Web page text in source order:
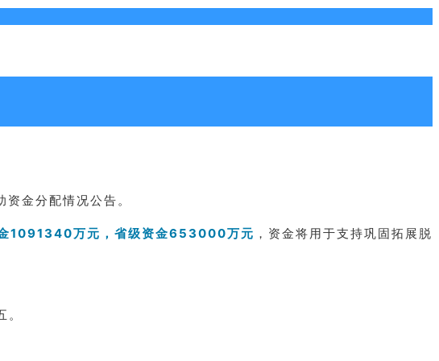
金分配情况公告。
1091340万元，省级资金653000万元 ，资金将用于支持巩固拓展脱